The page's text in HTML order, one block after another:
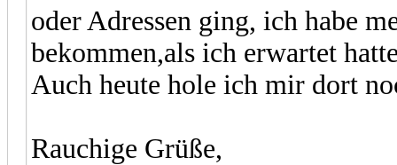
oder Adressen ging, ich habe
bekommen,als ich erwartet
Auch heute hole ich mir dort
Rauchige Grüße,